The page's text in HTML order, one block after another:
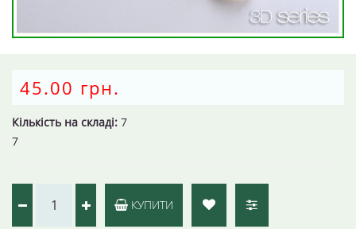
45.00 грн.
Кількість на складі: 7
7
КУПИТИ